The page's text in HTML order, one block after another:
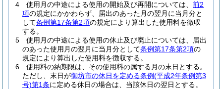
4
使用月の中途による使用の開始及び再開については、 前2
項の規定にかかわらず、届出のあった月の翌月に当月分と
して条例第17条第2項の規定により算出した使用料を徴収
する。
5
使用月の中途による使用の休止及び廃止については、届出
のあった使用月の翌月に当月分として条例第17条第2項の
規定により算出した使用料を徴収する。
6
使用料の納期限は、その使用料の属する月の末日とする。
ただし、末日が御坊市の休日を定める条例(平成2年条例第3
号)第1条に定める休日の場合は、当該休日の翌日とする。